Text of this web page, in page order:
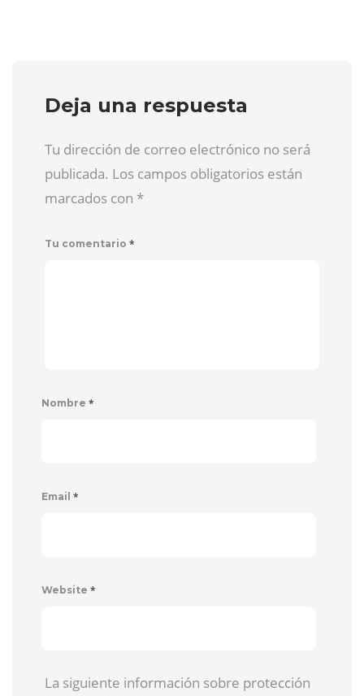
Deja una respuesta
Tu dirección de correo electrónico no será
publicada. Los campos obligatorios están
marcados con *
Tu comentario *
Nombre *
Email *
Website *
La siguiente información sobre protección